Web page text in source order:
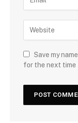
Save my
for the next time